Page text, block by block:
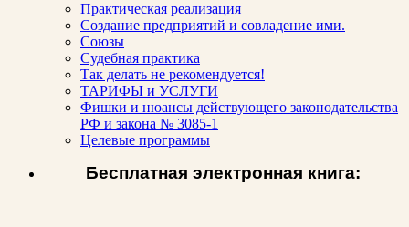
Практическая реализация
Создание предприятий и совладение ими.
Союзы
Судебная практика
Так делать не рекомендуется!
ТАРИФЫ и УСЛУГИ
Фишки и нюансы действующего законодательства
РФ и закона № 3085-1
Целевые программы
Бесплатная электронная книга: